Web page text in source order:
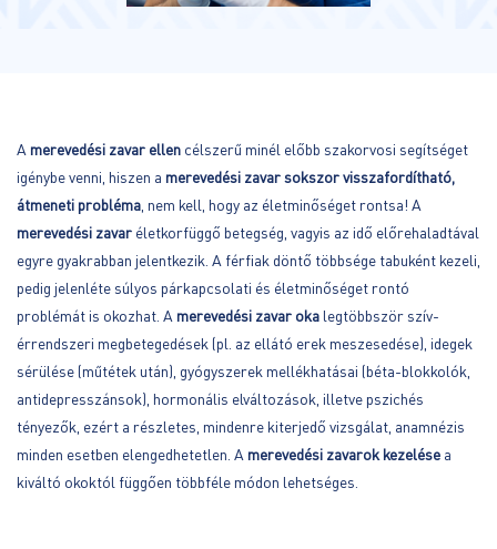
A merevedési zavar ellen célszerű minél előbb szakorvosi segítséget
igénybe venni, hiszen a merevedési zavar sokszor visszafordítható,
átmeneti probléma , nem kell, hogy az életminőséget rontsa! A
merevedési zavar életkorfüggő betegség, vagyis az idő előrehaladtával
egyre gyakrabban jelentkezik. A férfiak döntő többsége tabuként kezeli,
pedig jelenléte súlyos párkapcsolati és életminőséget rontó
problémát is okozhat. A merevedési zavar oka legtöbbször szív-
érrendszeri megbetegedések (pl. az ellátó erek meszesedése), idegek
sérülése (műtétek után), gyógyszerek mellékhatásai (béta-blokkolók,
antidepresszánsok), hormonális elváltozások, illetve pszichés
tényezők, ezért a részletes, mindenre kiterjedő vizsgálat, anamnézis
minden esetben elengedhetetlen. A merevedési zavarok kezelése a
kiváltó okoktól függően többféle módon lehetséges.